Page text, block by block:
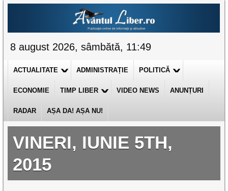
8 august 2026, sâmbătă, 11:49
ACTUALITATE ADMINISTRAȚIE POLITICĂ
ECONOMIE TIMP LIBER VIDEO NEWS ANUNȚURI
RADAR AȘA DA! AȘA NU!
VINERI, IUNIE 5TH,
2015